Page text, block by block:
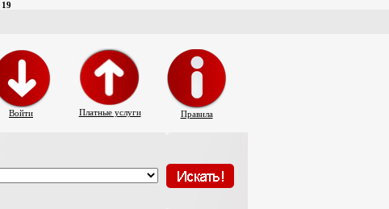
19
Войти Платные услуги Правила